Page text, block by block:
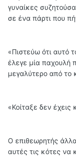
γυναίκες
σε ένα πάρτι που
«Πιστεύω ότι αυτό
έλεγε μία παχουλή
μεγαλύτερο από το
«Κοίταξε δεν έχεις
Ο επιθεωρητής
αυτές τις κότες να